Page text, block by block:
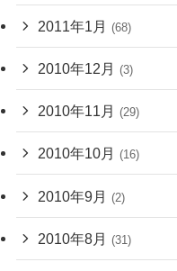
2011年1月 (68)
2010年12月 (3)
2010年11月 (29)
2010年10月 (16)
2010年9月 (2)
2010年8月 (31)